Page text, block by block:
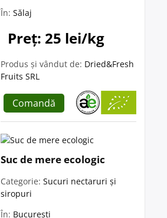
În: Sălaj
Preț: 25 lei/kg
Produs și vândut de: Dried&Fresh
Fruits SRL
Comandă
Suc de mere ecologic
Categorie: Sucuri nectaruri și
siropuri
În: București